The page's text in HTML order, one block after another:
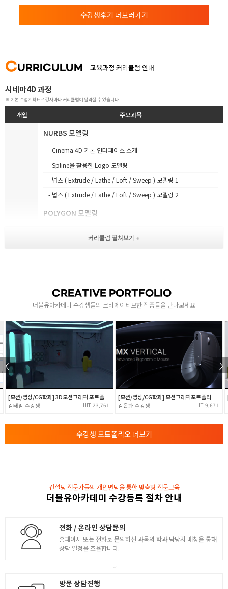
수강생후기 더보러가기
CURRICULUM 교육과정 커리큘럼 안내
시네마4D 과정
※ 기본 수업계획표로 강사마다 커리큘럼이 달라질 수 있습니다.
개월 주요과목
NURBS 모델링
- Cinema 4D 기본 인터페이스 소개
- Spline을 활용한 Logo 모델링
- 넙스 ( Extrude / Lathe / Loft / Sweep ) 모델링 1
- 넙스 ( Extrude / Lathe / Loft / Sweep ) 모델링 2
POLYGON 모델링
다양한 모델링 실습 (기초)
- 핸드폰 모델링 실습
- 이어폰 모델링 실습
- 구두 모델링 실습
- 의자 모델링 실습
다양한 모델링 실습 (심화)
- Tire, Wheel 모델링 예제 ( 자동차 타이어 )
- Desk Lamp 모델링 예제 ( 데스크램프 )
- Desk Lamp 모델링 실습 ( 데스크램프 )
- 재질 및 질감표현 ( 금속 / 유리 등등 )
- Camera / Light 기초이론
- UVW Mapping 실습
ANIMATION
- Timeline ( Dope Sheet / F-curve )
CREATIVE PORTFOLIO
더블유아카데미 수강생들의 크리에이티브한 작품들을 만나보세요
[모션/영상/CG학과] 3D모션그래픽 포트폴리오
김태림 23,761
[모션/영상/CG학과] 모션그래픽포트폴리오(로지텍)
김은화 9,671
수강생 포트폴리오 더보기
컨설팅 전문가들의 개인면담을 통한 맞춤형 전문교육
더블유아카데미 수강등록 절차 안내
전화 / 온라인 상담문의
홈페이지 또는 전화로 문의하신 과목의 학과 담당자 매칭을 통해
상담 일정을 조율합니다.
방문 상담진행